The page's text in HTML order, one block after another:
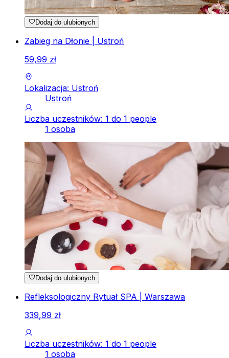
Dodaj do ulubionych
Zabieg na Dłonie | Ustroń
59,99 zł
Lokalizacja: Ustroń
Ustroń
Liczba uczestników: 1 do 1 people
1 osoba
Dodaj do ulubionych
Refleksologiczny Rytuał SPA | Warszawa
339,99 zł
Liczba uczestników: 1 do 1 people
1 osoba